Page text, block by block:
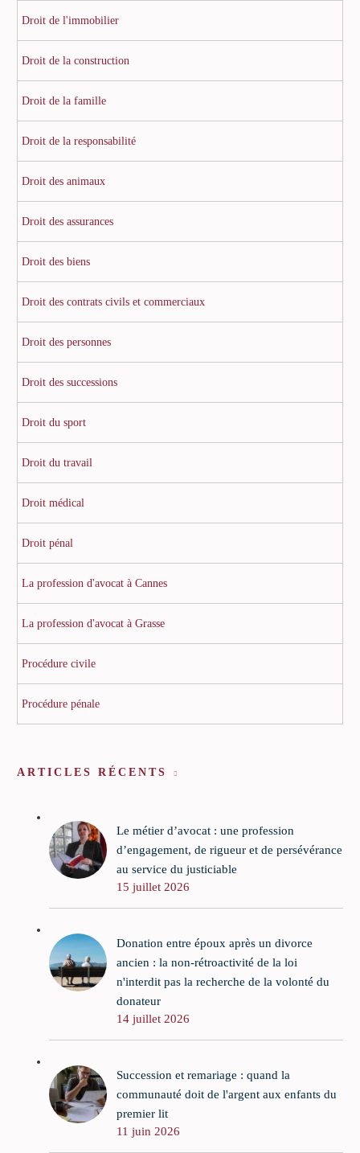
Droit de l'immobilier
Droit de la construction
Droit de la famille
Droit de la responsabilité
Droit des animaux
Droit des assurances
Droit des biens
Droit des contrats civils et commerciaux
Droit des personnes
Droit des successions
Droit du sport
Droit du travail
Droit médical
Droit pénal
La profession d'avocat à Cannes
La profession d'avocat à Grasse
Procédure civile
Procédure pénale
ARTICLES RÉCENTS
Le métier d’avocat : une profession
d’engagement, de rigueur et de persévérance
au service du justiciable
15 juillet 2026
Donation entre époux après un divorce
ancien : la non-rétroactivité de la loi
n'interdit pas la recherche de la volonté du
donateur
14 juillet 2026
Succession et remariage : quand la
communauté doit de l'argent aux enfants du
premier lit
11 juin 2026